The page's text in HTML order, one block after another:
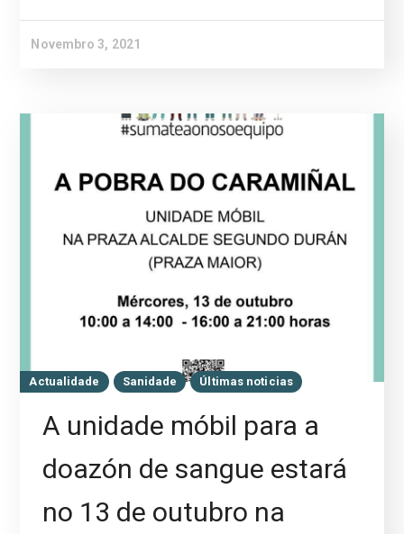
Novembro 3, 2021
Actualidade Sanidade Últimas noticias
A unidade móbil para a
doazón de sangue estará
no 13 de outubro na